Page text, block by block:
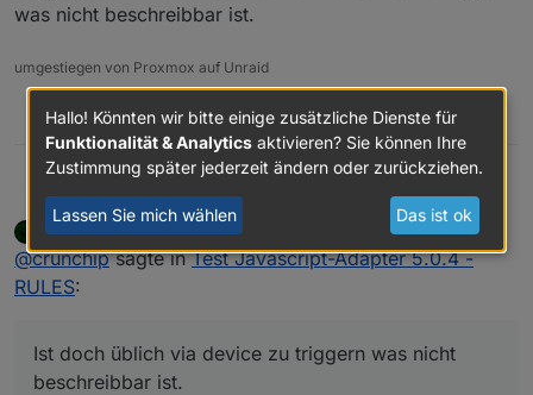
was nicht beschreibbar ist.
umgestiegen von Proxmox auf Unraid
0
Prinzip nicht ganz, warum dafür ne Warnung
ausgegeben wird. Ist doch üblich via device zu
triggern was nicht beschreibbar ist.
Offline
apollon77schrieb am28. Feb. 2021, 19:04
zuletzt editiert von
@crunchipsagte inTest Javascript-Adapter 5.0.4 -
RULES:
Ist doch üblich via device zu triggern was nicht
beschreibbar ist.
Hallo! Könnten wir bitte einige zusätzliche Dienste für
Funktionalität & Analytics aktivieren? Sie können Ihre
Zustimmung später jederzeit ändern oder zurückziehen.
Lassen Sie mich wählen Das ist ok